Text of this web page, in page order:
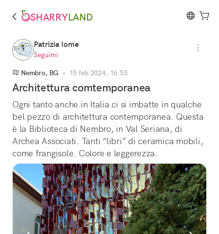
SHARRYLAND
Patrizia Iome
Seguimi
Nembro, BG • 15 feb 2024, 16:53
Architettura comtemporanea
Ogni tanto anche in Italia ci si imbatte in qualche
bel pezzo di architettura contemporanea. Questa
è la Biblioteca di Nembro, in Val Seriana, di
Archea Associati. Tanti “libri” di ceramica mobili,
come frangisole. Colore e leggerezza.